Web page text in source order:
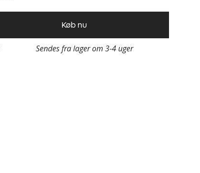
Køb nu
Sendes fra lager om 3-4 uger